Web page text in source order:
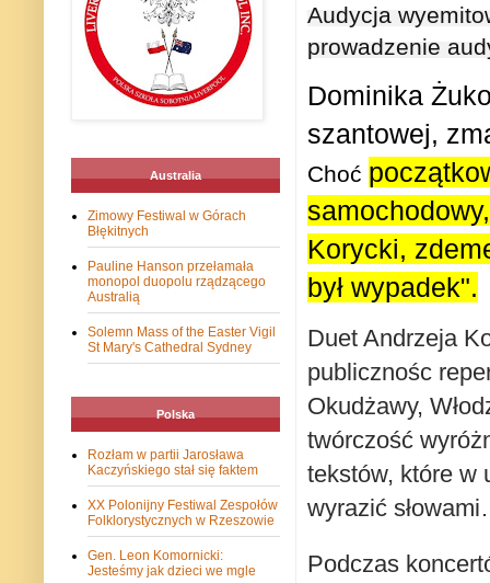
Audycja
prowadzenie
Dominika
szantowej,
Choć
Korycki,
był wypadek".
Duet Andrzeja
publicznośc
Okudżawy,
twórczość
tekstów, które w
wyrazić
Podczas
Australia
Zimowy Festiwal w Górach
Błękitnych
Pauline Hanson przełamała
monopol duopolu rządzącego
Australią
Solemn Mass of the Easter Vigil
St Mary's Cathedral Sydney
Polska
Rozłam w partii Jarosława
Kaczyńskiego stał się faktem
XX Polonijny Festiwal Zespołów
Folklorystycznych w Rzeszowie
Gen. Leon Komornicki:
Jesteśmy jak dzieci we mgle